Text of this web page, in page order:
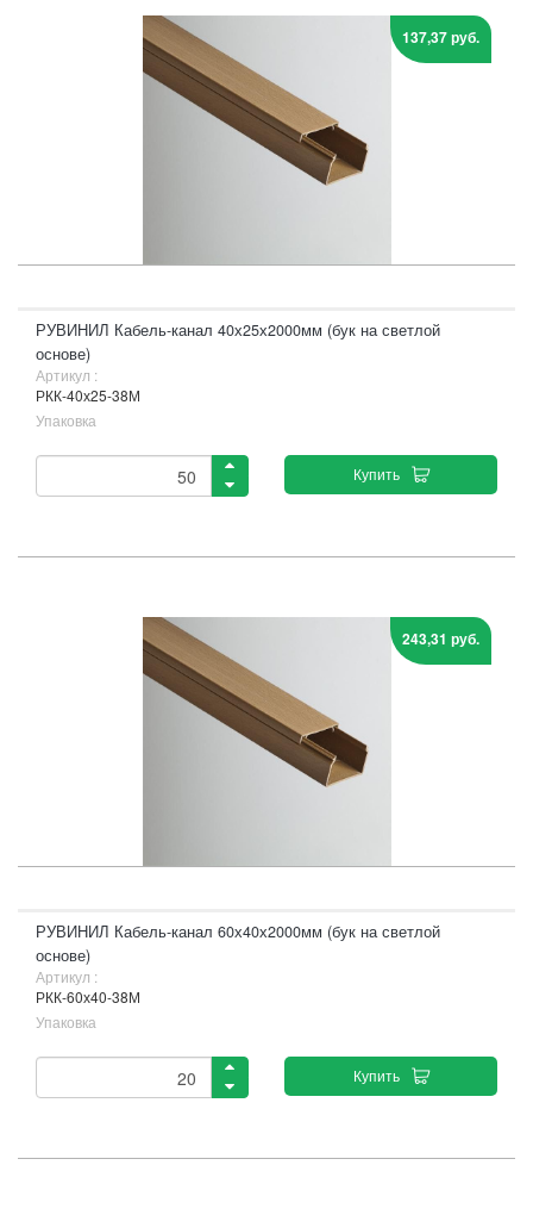
137,37 руб.
РУВИНИЛ Кабель-канал 40х25х2000мм (бук на светлой
основе)
Артикул :
РКК-40х25-38М
Упаковка
Купить
243,31 руб.
РУВИНИЛ Кабель-канал 60х40х2000мм (бук на светлой
основе)
Артикул :
РКК-60х40-38М
Упаковка
Купить